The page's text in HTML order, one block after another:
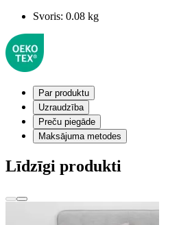
Svoris: 0.08 kg
Par produktu
Uzraudzība
Preču piegāde
Maksājuma metodes
Līdzīgi produkti